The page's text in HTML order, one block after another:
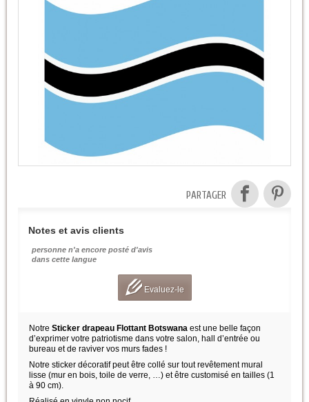
PARTAGER
Notes et avis clients
personne n'a encore posté d'avis
dans cette langue
Evaluez-le
Notre Sticker drapeau Flottant Botswana est une belle façon
d’exprimer votre patriotisme dans votre salon, hall d’entrée ou
bureau et de raviver vos murs fades !
Notre sticker décoratif peut être collé sur tout revêtement mural
lisse (mur en bois, toile de verre, …) et être customisé en tailles (1
à 90 cm).